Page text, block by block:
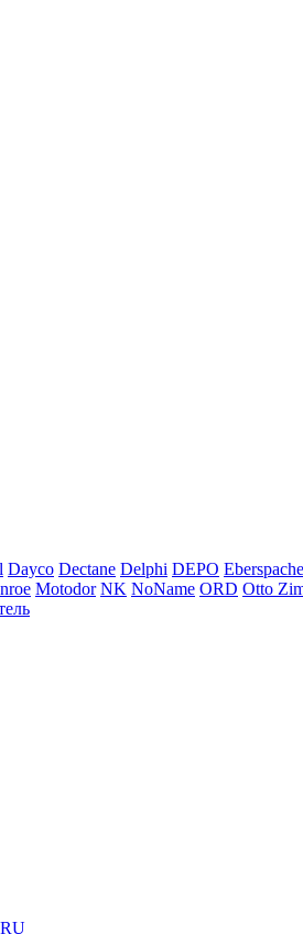
Dayco Dectane Delphi DEPO
Motodor NK NoName ORD Otto